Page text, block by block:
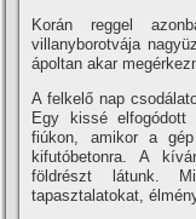
Korán reggel
villanyborotvája
ápoltan akar
A felkelő nap
Egy kissé
fiúkon, amikor a
kifutóbetonra. A
földrészt látunk.
tapasztalatokat,